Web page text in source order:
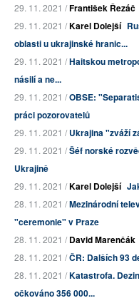
29. 11. 2021 /František Řezáč
29. 11. 2021 /Karel Dolejší
oblasti u ukrajinské hranic...
29. 11. 2021 /Haitskou
násilí a ne...
29. 11. 2021 /OBSE:
práci pozorovatelů
29. 11. 2021 /Ukrajina "zváží
29. 11. 2021 /Šéf norské
Ukrajině
29. 11. 2021 /Karel Dolejší
28. 11. 2021 /Mezinárodní
"ceremonie" v Praze
28. 11. 2021 /David Marenčák
28. 11. 2021 /ČR: Dalších 93
28. 11. 2021 /Katastrofa.
očkováno 356 000...